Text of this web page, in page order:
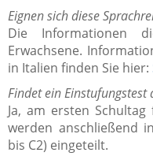
Eignen sich diese
Die Informationen
Erwachsene.
in Italien finden Sie hier:
Findet ein
Ja, am ersten
werden anschließend
bis C2) eingeteilt.